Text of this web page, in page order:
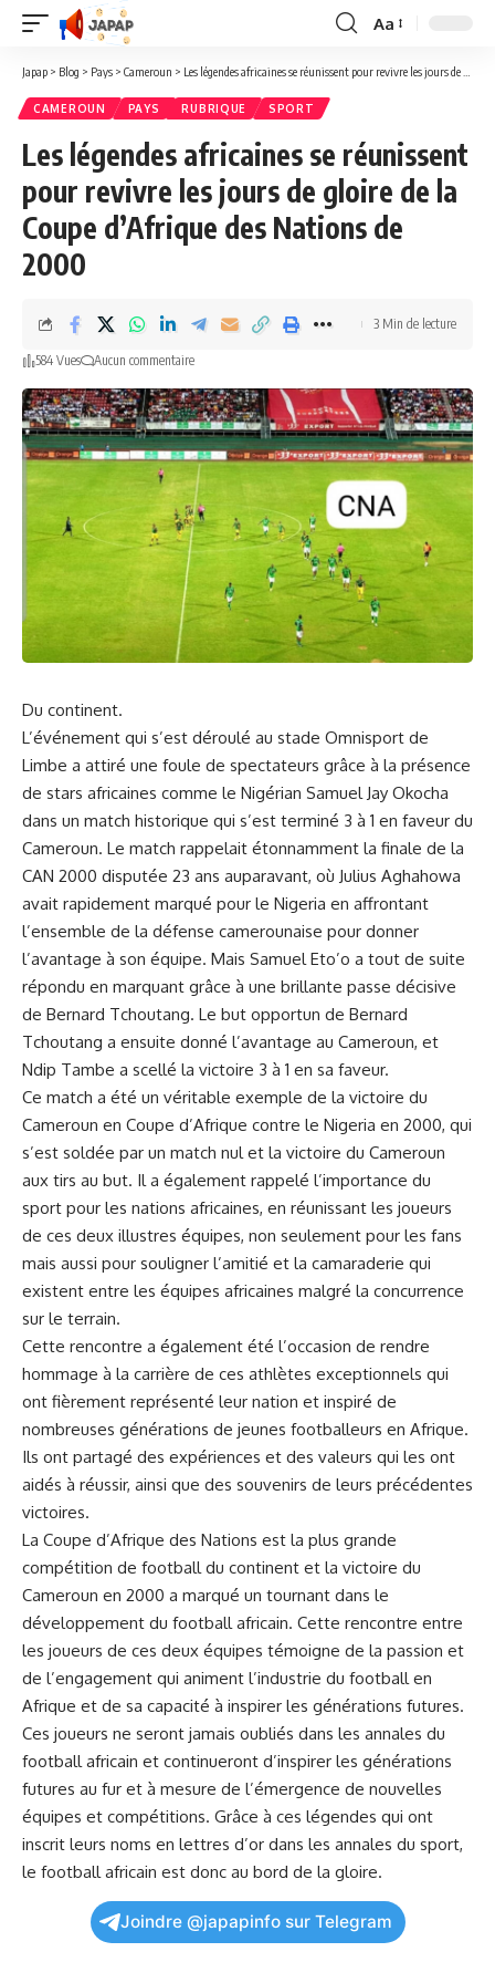
Redimensionner
Aa
Japap > Blog > Pays > Cameroun > Les légendes africaines se réunissent pour revivre les jours de gloire de la Coupe d’Afrique des Nations de 2000
CAMEROUN PAYS RUBRIQUE SPORT
Les légendes africaines se réunissent
pour revivre les jours de gloire de la
Coupe d’Afrique des Nations de
2000
584 Vues Aucun commentaire
3 Min de lecture
Du continent.
L’événement qui ⁤s’est déroulé au stade Omnisport de
⁤Limbe ‌a attiré une foule ⁢de spectateurs grâce à ⁣la présence
de stars africaines‍ comme le Nigérian Samuel⁣ Jay Okocha​
dans ‌un‍ match historique ​qui s’est⁤ terminé 3 à 1‍ en faveur du⁣
Cameroun.⁣ Le match rappelait étonnamment‍ la finale ⁤de la
CAN 2000 disputée 23 ans auparavant, ⁤où ​Julius Aghahowa
avait rapidement marqué pour le⁤ Nigeria en affrontant
l’ensemble de⁣ la défense camerounaise ⁣pour donner
l’avantage à son équipe. Mais Samuel Eto’o a tout de ‍suite
répondu en marquant grâce à une brillante passe décisive
de Bernard Tchoutang. Le but‌ opportun de Bernard
Tchoutang a ensuite ⁤donné l’avantage au Cameroun, et
Ndip‍ Tambe ‍a scellé ⁢la victoire 3 à ‍1 en sa faveur.
Ce match a été un véritable exemple ⁢de la victoire du
Cameroun en Coupe d’Afrique contre le Nigeria en 2000, qui
s’est soldée par un match nul et la victoire du Cameroun
aux tirs au but. Il ‍a également rappelé l’importance⁤ du
sport⁤ pour ⁢les nations africaines, en réunissant les joueurs
de ces deux illustres équipes, non seulement⁤ pour les ⁣fans
mais aussi pour souligner l’amitié et la camaraderie qui
existent entre les‌ équipes africaines malgré la ‍concurrence
sur le terrain.
Cette rencontre ⁤a également⁢ été l’occasion de rendre
hommage ⁣à⁤ la​ carrière ‍de ces athlètes exceptionnels⁤ qui
ont fièrement représenté leur nation ⁣et inspiré ‌de
nombreuses générations de jeunes ⁤footballeurs ​en Afrique.
Ils ont partagé ⁤des expériences et des valeurs qui ⁣les ont
aidés à réussir, ainsi ⁢que ‌des souvenirs ​de leurs précédentes
victoires.
La Coupe d’Afrique ‍des Nations est la plus grande
compétition de football du continent et⁢ la victoire du
Cameroun en 2000 a ⁣marqué un​ tournant dans le
développement du football​ africain. Cette rencontre entre
les joueurs de ces deux équipes témoigne de la passion et
de l’engagement ​qui‍ animent l’industrie ‌du football en
Afrique et de⁣ sa capacité à inspirer les générations​ futures.
Ces⁣ joueurs ne seront⁢ jamais oubliés dans les annales du ​
football africain et continueront d’inspirer les ​générations
futures au fur et à mesure de l’émergence de nouvelles
équipes et compétitions. Grâce à ces légendes qui ont
inscrit leurs noms en lettres d’or dans les ⁢annales du sport,
le football‌ africain est donc au ​bord de la gloire.
Joindre @japapinfo sur Telegram